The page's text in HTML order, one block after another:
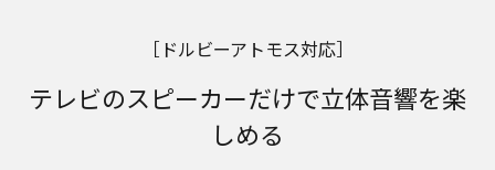
［ドルビーアトモス対応］
テレビのスピーカーだけで立体音響を楽
しめる